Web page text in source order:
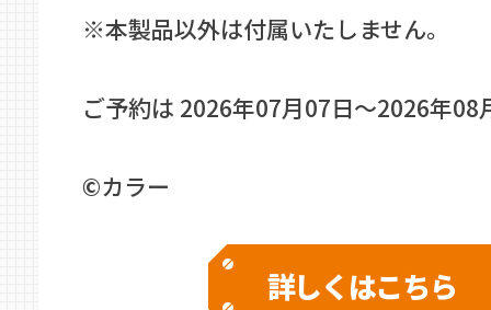
※本製品以外は付属いたしません。
ご予約は 2026年07月07日〜2026年08
©カラー
詳しくはこちら